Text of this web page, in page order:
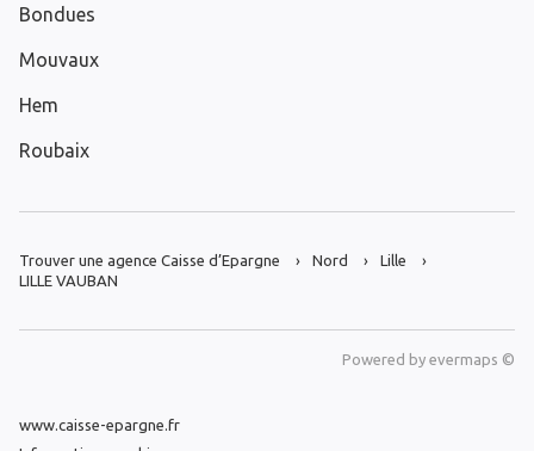
Bondues
Mouvaux
Hem
Roubaix
Trouver une agence Caisse d’Epargne Nord
Lille
LILLE VAUBAN
Powered by evermaps ©
www.caisse-epargne.fr